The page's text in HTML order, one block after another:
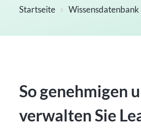
Startseite Wissensdatenbank
So genehmigen
verwalten Sie